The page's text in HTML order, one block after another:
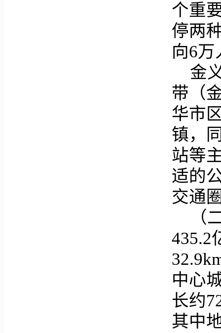
个重
停两
向6万
金
带（
华市
镇，
站等
适的
交通
（
435.2
中心
长约
其中